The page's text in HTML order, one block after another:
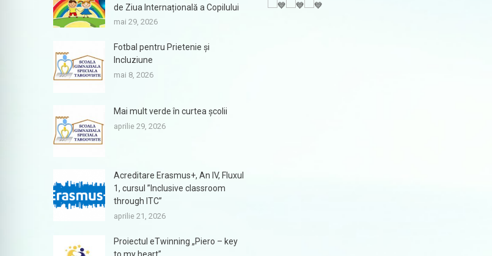
de Ziua Internațională a Copilului
mai 29, 2026
Fotbal pentru Prietenie și
Incluziune
mai 8, 2026
Mai mult verde în curtea școlii
aprilie 29, 2026
Acreditare Erasmus+, An IV, Fluxul
1, cursul ”Inclusive classroom
through ITC”
aprilie 21, 2026
Proiectul eTwinning „Piero – key
to my heart”